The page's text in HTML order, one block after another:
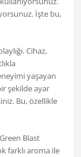
İşte bu,
Cihaz,
yaşayan
şekilde ayar
Bu, özellikle
Blast
farklı aroma ile